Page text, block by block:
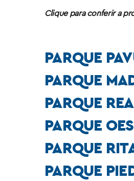
Clique para conferir a
PARQUE
PARQUE
PARQUE
PARQUE
PARQUE
PARQUE